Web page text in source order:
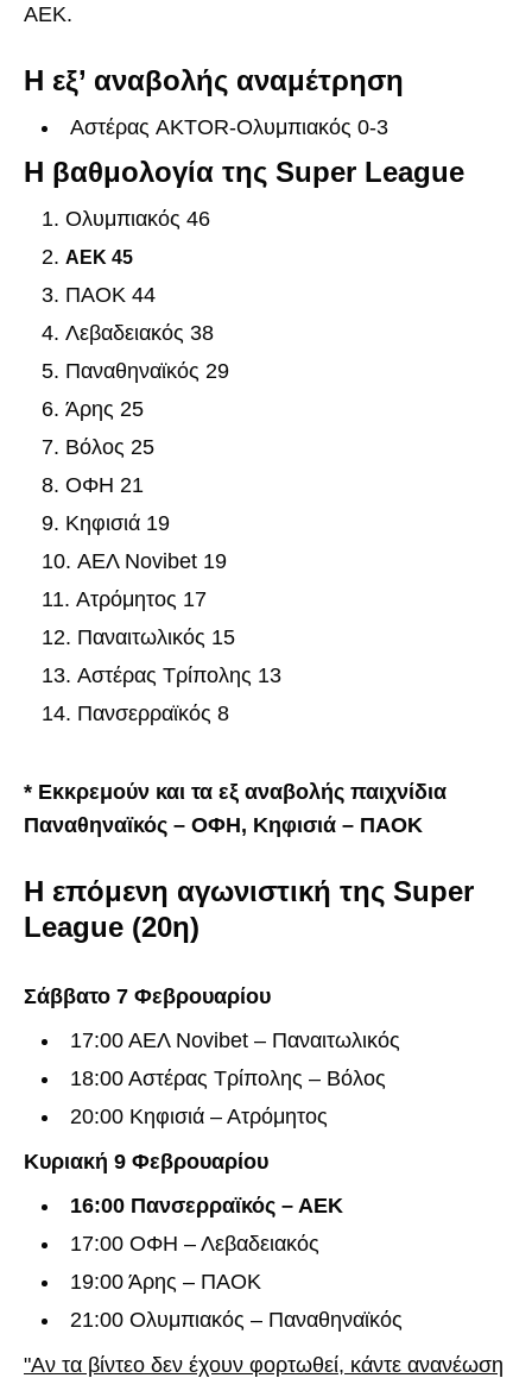
ΑΕΚ.
Η εξ’ αναβολής αναμέτρηση
Αστέρας AKTOR-Ολυμπιακός 0-3
Η βαθμολογία της Super League
Ολυμπιακός 46
ΑΕK 45
ΠΑΟΚ 44
Λεβαδειακός 38
Παναθηναϊκός 29
Άρης 25
Βόλος 25
ΟΦΗ 21
Κηφισιά 19
ΑΕΛ Novibet 19
Ατρόμητος 17
Παναιτωλικός 15
Αστέρας Τρίπολης 13
Πανσερραϊκός 8
* Εκκρεμούν και τα εξ αναβολής παιχνίδια
Παναθηναϊκός – ΟΦΗ, Κηφισιά – ΠΑΟΚ
H επόμενη αγωνιστική της Super
League (20η)
Σάββατο 7 Φεβρουαρίου
17:00 AΕΛ Νovibet – Παναιτωλικός
18:00 Αστέρας Τρίπολης – Βόλος
20:00 Κηφισιά – Ατρόμητος
Κυριακή 9 Φεβρουαρίου
16:00 Πανσερραϊκός – ΑΕΚ
17:00 ΟΦΗ – Λεβαδειακός
19:00 Άρης – ΠΑΟΚ
21:00 Ολυμπιακός – Παναθηναϊκός
"Αν τα βίντεο δεν έχουν φορτωθεί, κάντε ανανέωση